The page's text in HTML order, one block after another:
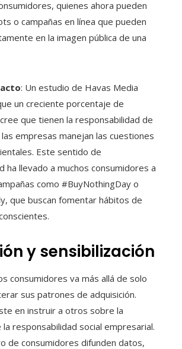
quienes ahora pueden
o campañas en línea que pueden
en la imagen pública de una
: Un estudio de Havas Media
un creciente porcentaje de
que tienen la responsabilidad de
empresas manejan las cuestiones
Este sentido de
ha llevado a muchos consumidores a
como #BuyNothingDay o
que buscan fomentar hábitos de
y sensibilización
consumidores va más allá de solo
sus patrones de adquisición.
en instruir a otros sobre la
la responsabilidad social empresarial.
de consumidores difunden datos,